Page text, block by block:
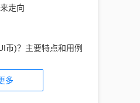
走向
币)？主要特点和用例
多